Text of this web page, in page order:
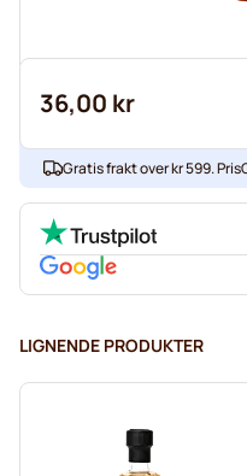
36,00 kr
Gratis frakt over kr 599.
LIGNENDE PRODUKTER